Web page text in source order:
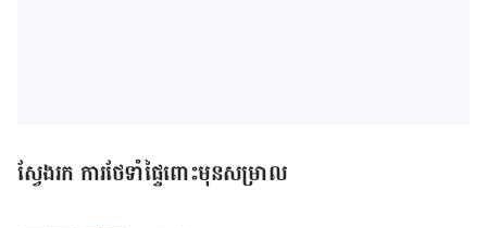
ស្វែងរក ការថែទាំផ្ទៃពោះមុនសម្រាល